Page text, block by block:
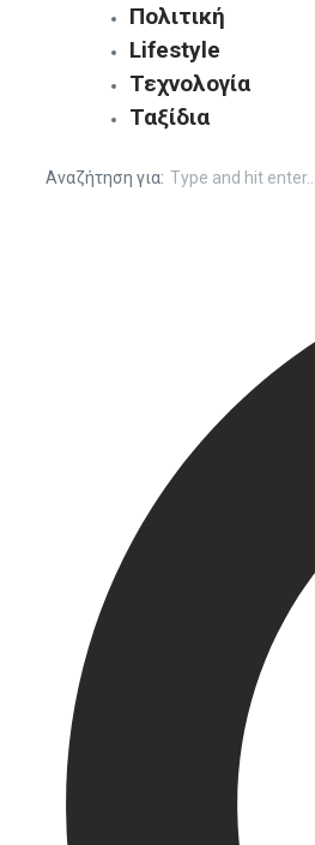
Πολιτική
Lifestyle
Τεχνολογία
Ταξίδια
Αναζήτηση για: